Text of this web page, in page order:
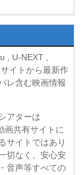
年がたったら伝
話
, U-NEXT ,
イトから最新作
レ含む映画情報
アターは
画共有サイトに
サイトではあり
切なく、安心安
音声等すべての